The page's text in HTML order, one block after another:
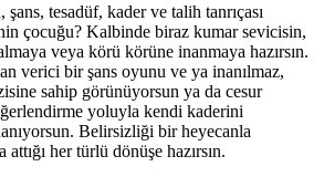
şans, tesadüf, kader ve talih tanrıçası
çocuğu? Kalbinde biraz kumar sevicisin,
veya körü körüne inanmaya hazırsın.
verici bir şans oyunu ve ya inanılmaz,
sahip görünüyorsun ya da cesur
yoluyla kendi kaderini
Belirsizliği bir heyecanla
her türlü dönüşe hazırsın.